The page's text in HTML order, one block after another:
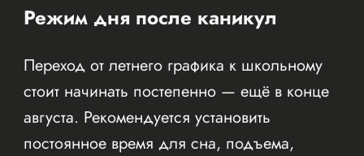
Режим дня после каникул
Переход от летнего графика к школьному
стоит начинать постепенно — ещё в конце
августа. Рекомендуется установить
постоянное время для сна, подъема,